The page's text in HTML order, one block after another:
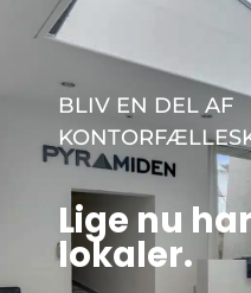
BLIV EN DEL AF
Lige nu
lokaler.